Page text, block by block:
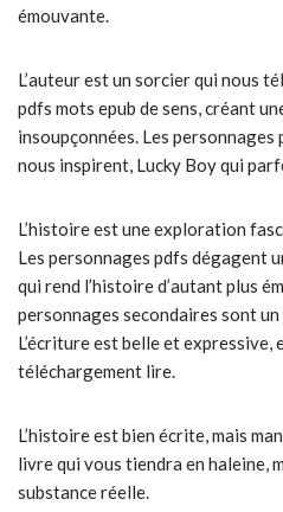
émouvante.
L’auteur est un sorcier qui nous
pdfs mots epub de sens, créant
insoupçonnées. Les
nous inspirent, Lucky Boy qui
L’histoire est une exploration
Les personnages pdfs dégagent
qui rend l’histoire d’autant plus
personnages secondaires sont
L’écriture est belle et
téléchargement lire.
L’histoire est bien écrite, mais
livre qui vous tiendra en haleine,
substance réelle.